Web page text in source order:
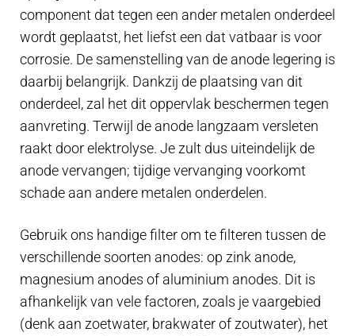
Uitlaat systeem
Anodes
Impellerpomp
Koelwaterslang
Gesloten koelsysteem
Rubbermof
component dat tegen een ander metalen onderdeel
wordt geplaatst, het liefst een dat vatbaar is voor
corrosie. De samenstelling van de anode legering is
daarbij belangrijk. Dankzij de plaatsing van dit
onderdeel, zal het dit oppervlak beschermen tegen
aanvreting. Terwijl de anode langzaam versleten
raakt door elektrolyse. Je zult dus uiteindelijk de
anode vervangen; tijdige vervanging voorkomt
schade aan andere metalen onderdelen.
Gebruik ons handige filter om te filteren tussen de
verschillende soorten anodes: op zink anode,
magnesium anodes of aluminium anodes. Dit is
afhankelijk van vele factoren, zoals je vaargebied
(denk aan zoetwater, brakwater of zoutwater), het